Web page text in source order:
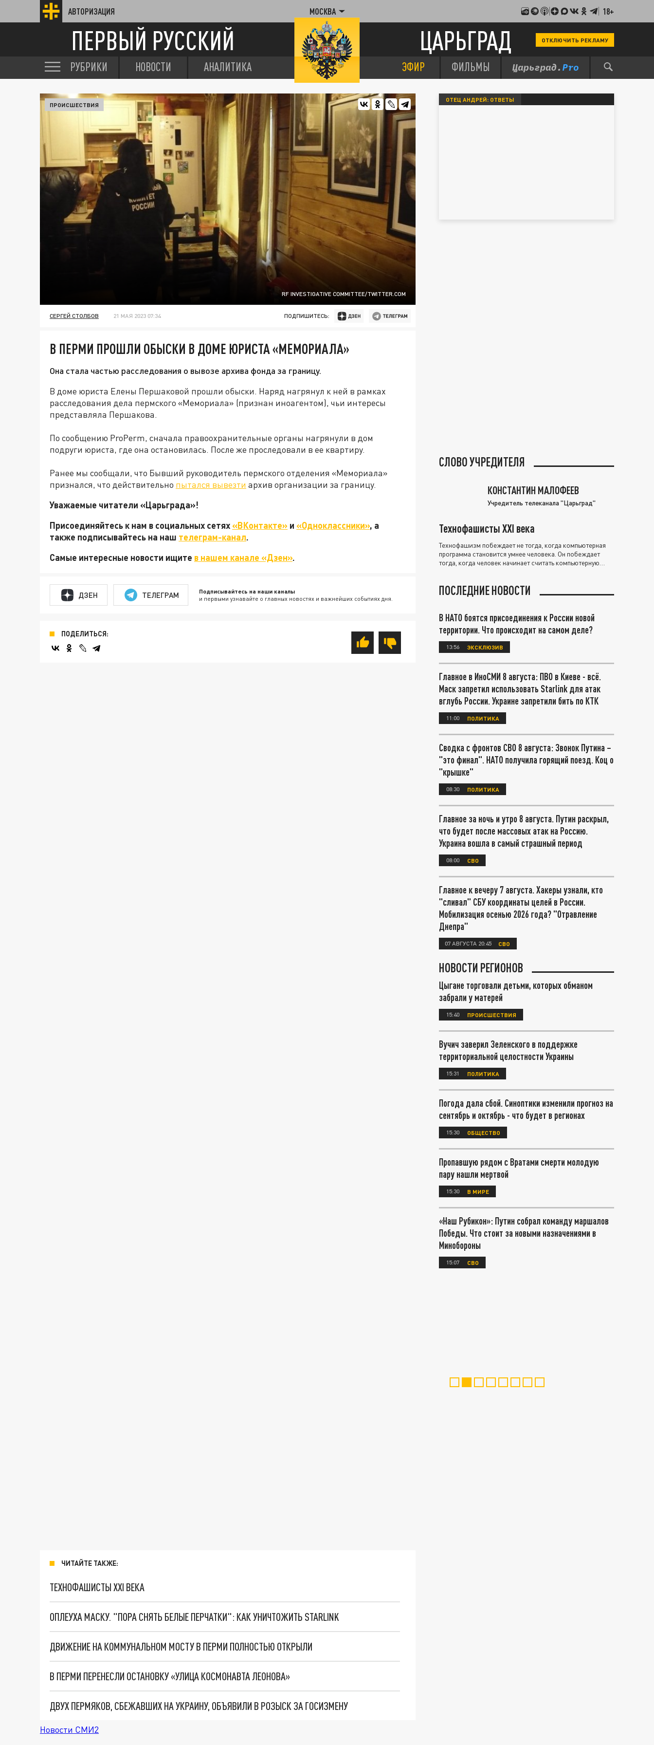
АВТОРИЗАЦИЯ МОСКВА 18+
ПЕРВЫЙ РУССКИЙ ЦАРЬГРАД ОТКЛЮЧИТЬ РЕКЛАМУ
РУБРИКИ НОВОСТИ АНАЛИТИКА ЭФИР ФИЛЬМЫ
RF INVESTIGATIVE COMMITTEE/TWITTER.COM
ПРОИСШЕСТВИЯ
СЕРГЕЙ СТОЛБОВ 21 МАЯ 2023 07:34 ПОДПИШИТЕСЬ:
В ПЕРМИ ПРОШЛИ ОБЫСКИ В ДОМЕ ЮРИСТА «МЕМОРИАЛА»
Она стала частью расследования о вывозе архива фонда за границу.
В доме юриста Елены Першаковой прошли обыски. Наряд нагрянул к ней в рамках
расследования дела пермского «Мемориала» (признан иноагентом), чьи интересы
представляла Першакова.
По сообщению ProPerm, сначала правоохранительные органы нагрянули в дом
подруги юриста, где она остановилась. После же проследовали в ее квартиру.
Ранее мы сообщали, что Бывший руководитель пермского отделения «Мемориала»
признался, что действительно пытался вывезти архив организации за границу.
Уважаемые читатели «Царьграда»!
Присоединяйтесь к нам в социальных сетях«ВКонтакте» и «Одноклассники», а
также подписывайтесь на наш телеграм-канал.
Самые интересные новости ищите в нашем канале «Дзен».
ДЗЕН ТЕЛЕГРАМ Подписывайтесь на наши каналы
и первыми узнавайте о главных новостях и важнейших событиях дня.
ПОДЕЛИТЬСЯ:
ЧИТАЙТЕ ТАКЖЕ:
ТЕХНОФАШИСТЫ XXI ВЕКА
ОПЛЕУХА МАСКУ. "ПОРА СНЯТЬ БЕЛЫЕ ПЕРЧАТКИ": КАК УНИЧТОЖИТЬ STARLINK
ДВИЖЕНИЕ НА КОММУНАЛЬНОМ МОСТУ В ПЕРМИ ПОЛНОСТЬЮ ОТКРЫЛИ
В ПЕРМИ ПЕРЕНЕСЛИ ОСТАНОВКУ «УЛИЦА КОСМОНАВТА ЛЕОНОВА»
ДВУХ ПЕРМЯКОВ, СБЕЖАВШИХ НА УКРАИНУ, ОБЪЯВИЛИ В РОЗЫСК ЗА ГОСИЗМЕНУ
Новости СМИ2
ОТЕЦ АНДРЕЙ: ОТВЕТЫ
СЛОВО УЧРЕДИТЕЛЯ
КОНСТАНТИН МАЛОФЕЕВ
Учредитель телеканала "Царьград"
Технофашисты XXI века
Технофашизм побеждает не тогда, когда компьютерная
программа становится умнее человека. Он побеждает
тогда, когда человек начинает считать компьютерную
ПОСЛЕДНИЕ НОВОСТИ
В НАТО боятся присоединения к России новой
территории. Что происходит на самом деле?
13:56 ЭКСКЛЮЗИВ
Главное в ИноСМИ 8 августа: ПВО в Киеве - всё.
Маск запретил использовать Starlink для атак
вглубь России. Украине запретили бить по КТК
11:00 ПОЛИТИКА
Сводка с фронтов СВО 8 августа: Звонок Путина –
"это финал". НАТО получила горящий поезд. Коц о
"крышке"
08:30 ПОЛИТИКА
Главное за ночь и утро 8 августа. Путин раскрыл,
что будет после массовых атак на Россию.
Украина вошла в самый страшный период
08:00 СВО
Главное к вечеру 7 августа. Хакеры узнали, кто
"сливал" СБУ координаты целей в России.
Мобилизация осенью 2026 года? "Отравление
Днепра"
07 АВГУСТА 20:45 СВО
НОВОСТИ РЕГИОНОВ
Цыгане торговали детьми, которых обманом
забрали у матерей
15:40 ПРОИСШЕСТВИЯ
Вучич заверил Зеленского в поддержке
территориальной целостности Украины
15:31 ПОЛИТИКА
Погода дала сбой. Синоптики изменили прогноз на
сентябрь и октябрь - что будет в регионах
15:30 ОБЩЕСТВО
Пропавшую рядом с Вратами смерти молодую
пару нашли мертвой
15:30 В МИРЕ
«Наш Рубикон»: Путин собрал команду маршалов
Победы. Что стоит за новыми назначениями в
Минобороны
15:07 СВО